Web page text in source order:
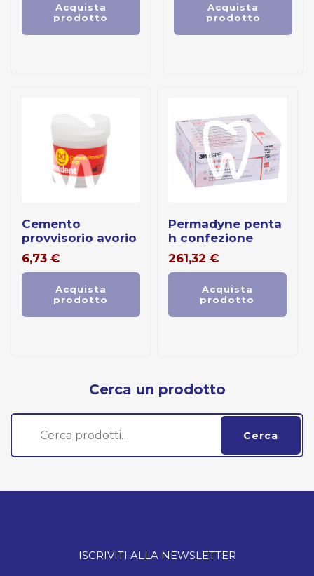
Acquista
prodotto
Acquista
prodotto
cemento
provvisorio avorio
6,73 €
Acquista
prodotto
permadyne penta
h confezione
261,32 €
Acquista
prodotto
Cerca un prodotto
Cerca:
Cerca
ISCRIVITI ALLA NEWSLETTER